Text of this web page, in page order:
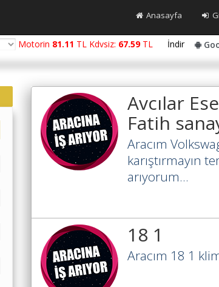
Motorin 81.11 TL Kdvsiz: 67.59TL İndir
Anasayfa
Avcılar
Fatih
Aracım
karıştırmayın
arıyorum...
18 1
Aracım 18 1